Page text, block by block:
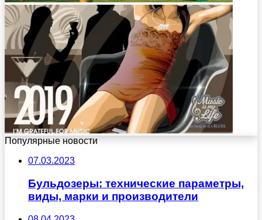
Популярные новости
07.03.2023
Бульдозеры: технические параметры,
виды, марки и производители